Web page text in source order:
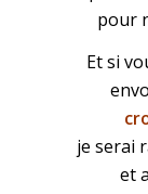
pour
Et si
je serai
et